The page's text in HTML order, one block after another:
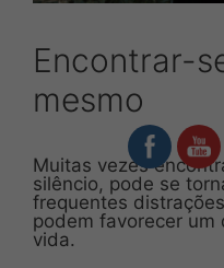
Encontrar-
mesmo
Muitas vezes
silêncio, pode se
frequentes
podem favorecer um
vida.